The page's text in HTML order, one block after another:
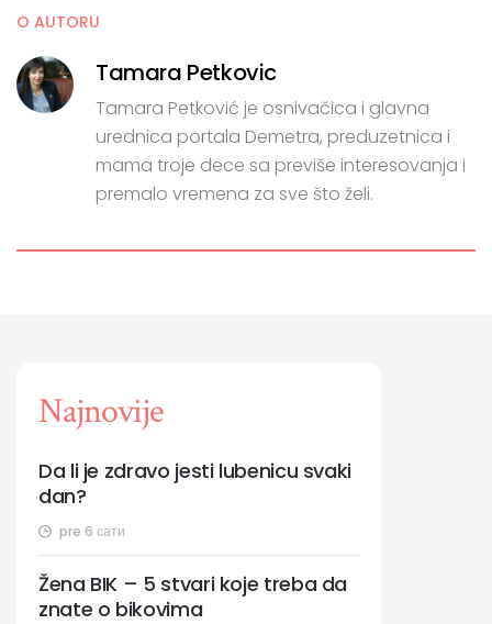
O AUTORU
Tamara Petkovic
Tamara Petković je osnivačica i glavna
urednica portala Demetra, preduzetnica i
mama troje dece sa previše interesovanja i
premalo vremena za sve što želi.
Najnovije
pre 6 сати
Da li je zdravo jesti lubenicu svaki
dan?
Žena BIK – 5 stvari koje treba da
znate o bikovima